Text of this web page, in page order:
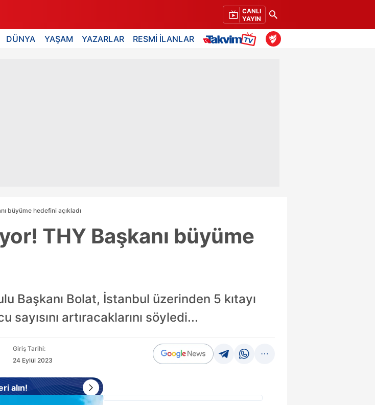
CANLI
YAYIN
DÜNYA YAŞAM YAZARLAR RESMİ İLANLAR
büyüme hedefini açıkladı
THY Başkanı büyüme
Başkanı Bolat, İstanbul üzerinden 5 kıtayı
artıracaklarını söyledi...
Giriş Tarihi:
24 Eylül 2023
alın!